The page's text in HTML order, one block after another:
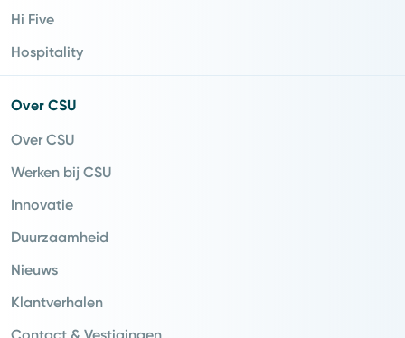
Hi Five
Hospitality
Over CSU
Over CSU
Werken bij CSU
Innovatie
Duurzaamheid
Nieuws
Klantverhalen